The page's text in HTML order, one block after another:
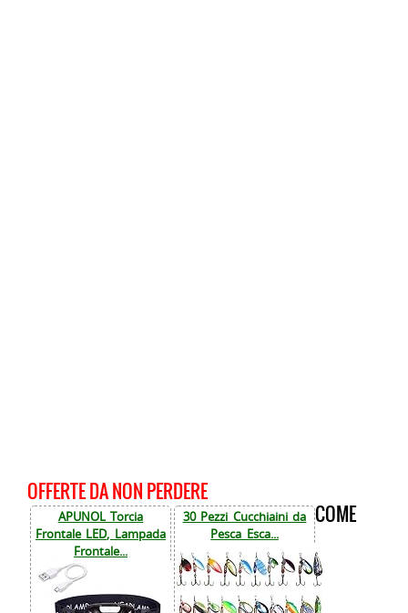
OFFERTE DA NON PERDERE
APUNOL Torcia
Frontale LED, Lampada
Frontale...
30 Pezzi Cucchiaini da
Pesca Esca...
COME